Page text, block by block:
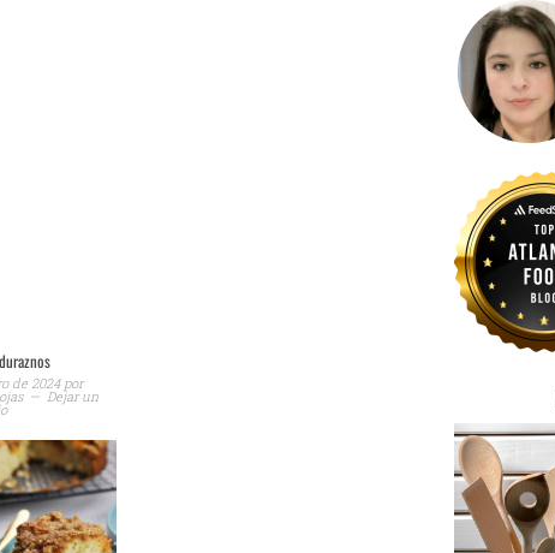
de 2024por
Dejar un